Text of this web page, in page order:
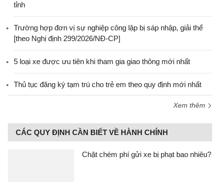
tỉnh
Trường hợp đơn vị sự nghiệp công lập bị sáp nhập, giải thể
[theo Nghị định 299/2026/NĐ-CP]
5 loại xe được ưu tiên khi tham gia giao thông mới nhất
Thủ tục đăng ký tạm trú cho trẻ em theo quy định mới nhất
Xem thêm
CÁC QUY ĐỊNH CẦN BIẾT VỀ HÀNH CHÍNH
Chặt chém phí gửi xe bị phạt bao nhiêu?